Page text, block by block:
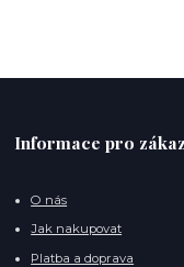
Informace pro
O nás
Jak nakupovat
Platba a doprava